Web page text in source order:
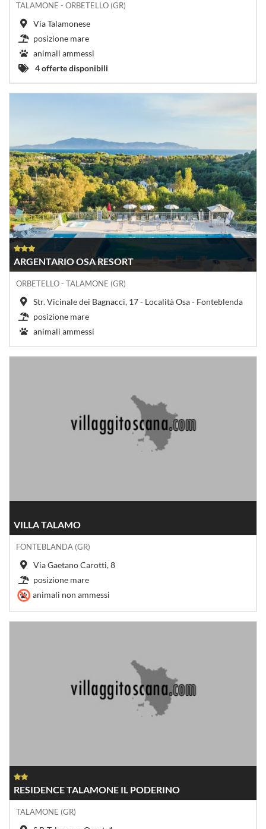
TALAMONE - ORBETELLO (GR)
Via Talamonese
posizione mare
animali ammessi
4 offerte disponibili
ARGENTARIO OSA RESORT
ORBETELLO - TALAMONE (GR)
Str. Vicinale dei Bagnacci, 17 - Località Osa - Fonteblenda
posizione mare
animali ammessi
VILLA TALAMO
FONTEBLANDA (GR)
Via Gaetano Carotti, 8
posizione mare
animali non ammessi
RESIDENCE TALAMONE IL PODERINO
TALAMONE (GR)